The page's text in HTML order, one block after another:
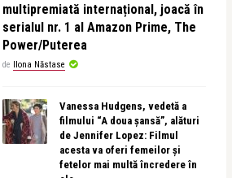
multipremiată internațional, joacă în
serialul nr. 1 al Amazon Prime, The
Power/Puterea
de Ilona Năstase
Vanessa Hudgens, vedetă a
filmului “A doua șansă”, alături
de Jennifer Lopez: Filmul
acesta va oferi femeilor și
fetelor mai multă încredere în